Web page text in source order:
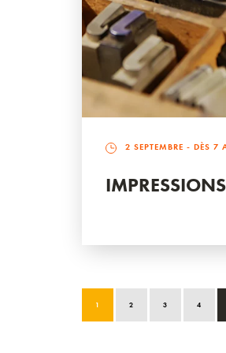
2 SEPTEMBRE - DÈS 7
1 2 3 4